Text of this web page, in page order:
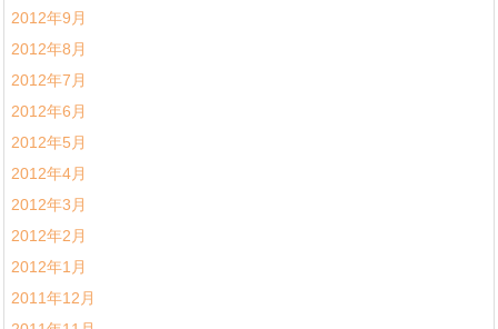
2012年9月
2012年8月
2012年7月
2012年6月
2012年5月
2012年4月
2012年3月
2012年2月
2012年1月
2011年12月